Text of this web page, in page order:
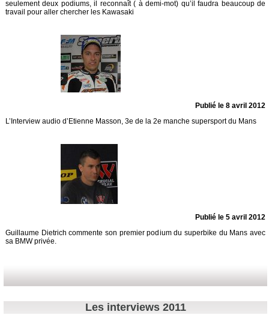
seulement deux podiums, il reconnaît ( à demi-mot) qu’il faudra beaucoup de
travail pour aller chercher les Kawasaki
Publié le 8 avril 2012
L’Interview audio d’Etienne Masson, 3e de la 2e manche supersport du Mans
Publié le 5 avril 2012
Guillaume Dietrich commente son premier podium du superbike du Mans avec
sa BMW privée.
Les interviews 2011